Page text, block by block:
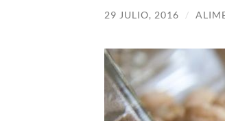
29 JULIO, 2016 /